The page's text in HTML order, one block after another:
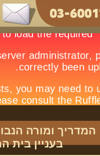
המדריך ומורה
בעניין בית